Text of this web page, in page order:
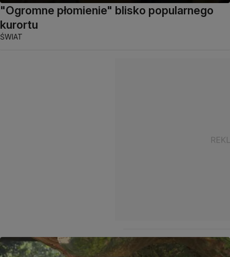
"Ogromne płomienie" blisko popularnego
kurortu
ŚWIAT